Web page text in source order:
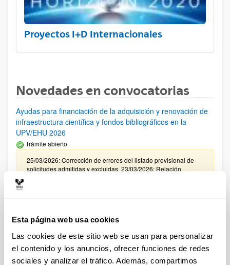
Esta página web usa cookies
Las cookies de este sitio web se usan para personalizar
el contenido y los anuncios, ofrecer funciones de redes
sociales y analizar el tráfico. Además, compartimos
Proyectos I+D Internacionales
Novedades en convocatorias
Ayudas para financiación de la adquisición y renovación de
infraestructura científica y fondos bibliográficos en la
UPV/EHU 2026
Trámite abierto
25/03/2026: Corrección de errores del listado provisional de
solicitudes admitidas y excluidas. 23/03/2026: Relación
Convocatoria de ayudas para el fomento de la cultura
Abierto el plazo de presentación: 01/07/2026 - 16/09/2026 13:00
Plazo interno para envío documentación: propuestas